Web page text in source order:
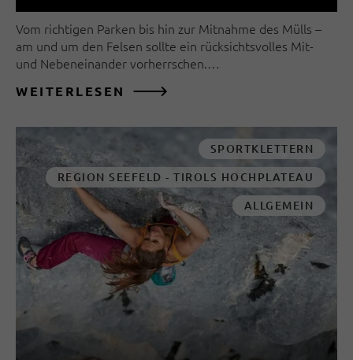
Vom richtigen Parken bis hin zur Mitnahme des Mülls –
am und um den Felsen sollte ein rücksichtsvolles Mit-
und Nebeneinander vorherrschen.…
WEITERLESEN
SPORTKLETTERN
REGION SEEFELD - TIROLS HOCHPLATEAU
ALLGEMEIN